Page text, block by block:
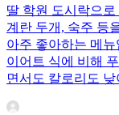
딸 학원 도시락으
계란 두개, 숙주 등
아주 좋아하는 메
이어트 식에 비해
면서도 칼로리도